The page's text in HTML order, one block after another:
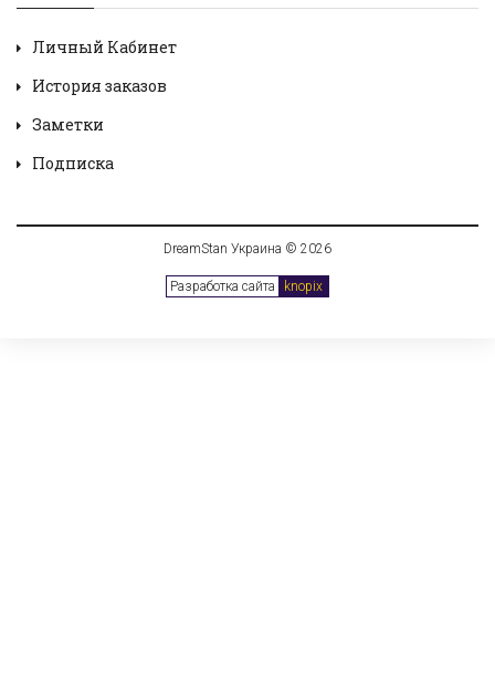
Личный Кабинет
История заказов
Заметки
Подписка
DreamStan Украина © 2026
Разработка сайта knopix